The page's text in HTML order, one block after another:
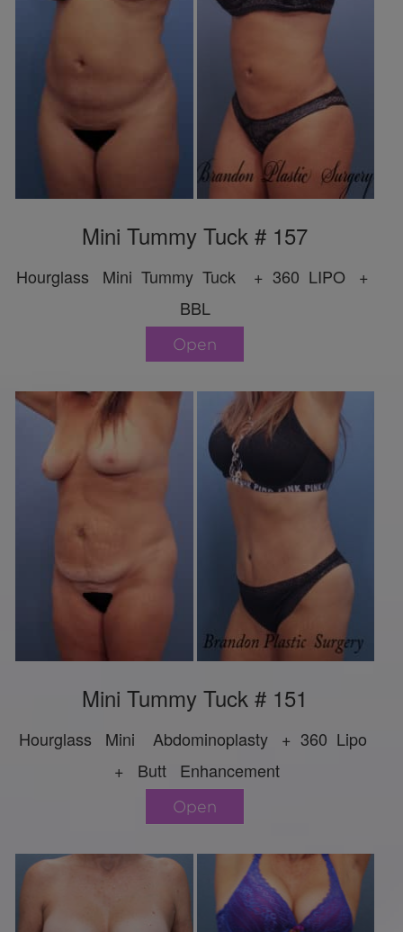
Mini Tummy Tuck # 157
Hourglass Mini Tummy Tuck + 360 LIPO +
BBL
Open
Mini Tummy Tuck # 151
Hourglass Mini Abdominoplasty + 360 Lipo
+ Butt Enhancement
Open